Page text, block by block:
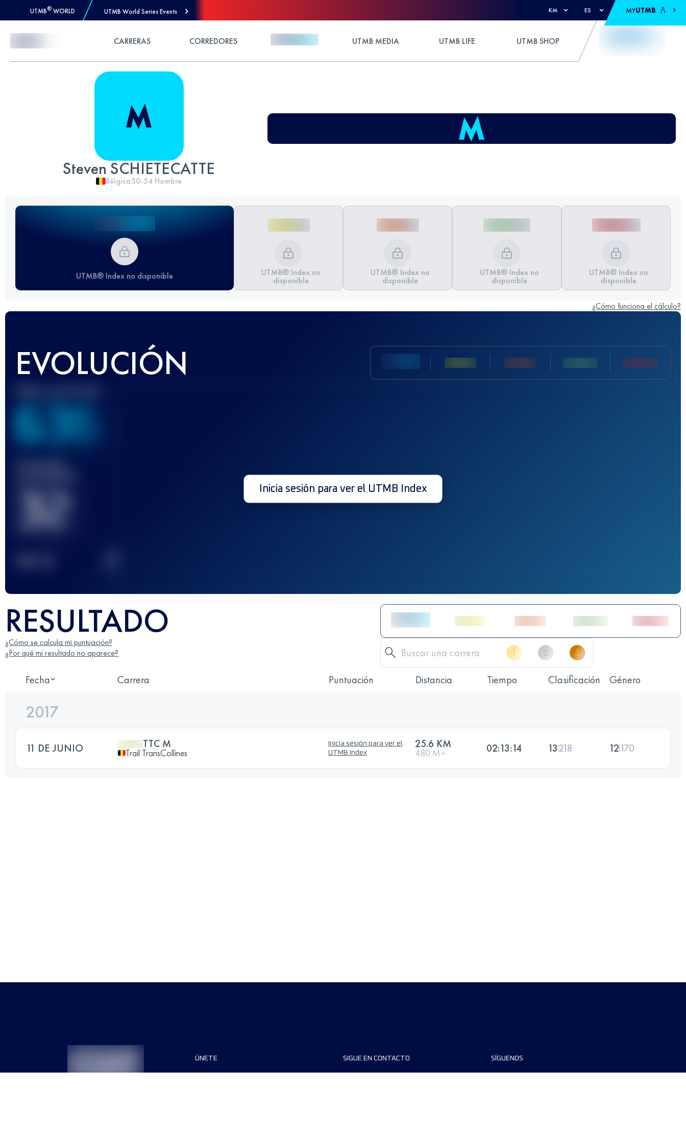
UTMB® WORLD UTMB World Series Events KM ES MYUTMB
CARRERAS CORREDORES UTMB MEDIA UTMB LIFE UTMB SHOP
Steven SCHIETECATTE
Bélgica50-54 Hombre
UTMB® Index no disponible UTMB® Index no
disponible
UTMB® Index no
disponible
UTMB® Index no
disponible
UTMB® Index no
disponible
¿Cómo funciona el cálculo?
EVOLUCIÓN
636
32 Inicia sesión para ver el UTMB Index
RESULTADO
¿Cómo se calcula mi puntuación?
¿Por qué mi resultado no aparece?
Fecha Carrera Puntuación Distancia Tiempo Clasificación Género
2017
11 DE JUNIO TTC M
Trail TransCollines
Inicia sesión para ver el
UTMB Index
25.6 KM
480 M+ 02:13:14 13218 12170
ÚNETE SIGUE EN CONTACTO SÍGUENOS